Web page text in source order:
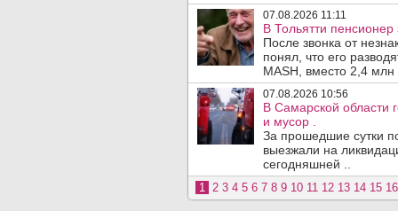
07.08.2026 11:11
В Тольятти
После звонка от
понял, что его
MASH, вместо 2,4 млн
07.08.2026 10:56
В Самарской области
и мусор .
За прошедшие сутки
выезжали на
сегодняшней ..
1 2 3 4 5 6 7 8 9 10 11 12 13 14 15 16